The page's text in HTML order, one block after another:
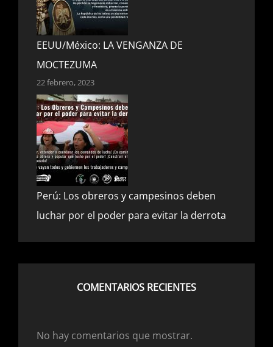
EEUU/México: LA VENGANZA DE
MOCTEZUMA
22 febrero, 2023
Perú: Los obreros y campesinos deben
luchar por el poder para evitar la derrota
COMENTARIOS RECIENTES
No hay comentarios que mostrar.